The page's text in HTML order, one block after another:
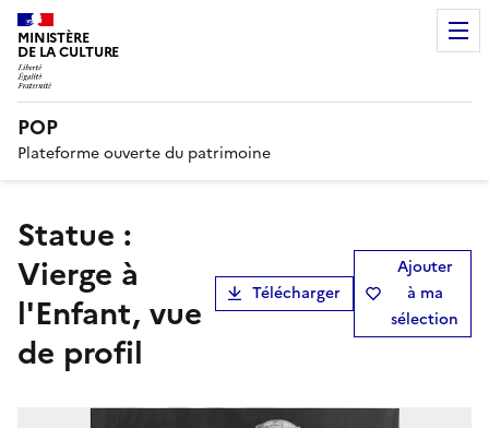
MINISTÈRE
DE LA CULTURE
POP
Plateforme ouverte du patrimoine
statue :
Vierge à
l'Enfant, vue
de profil
Télécharger
Ajouter
à ma
sélection